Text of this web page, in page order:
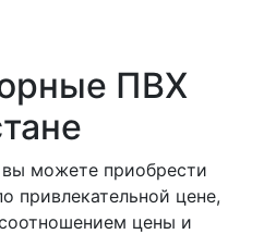
ПВХ
можете приобрести
привлекательной цене,
цены и